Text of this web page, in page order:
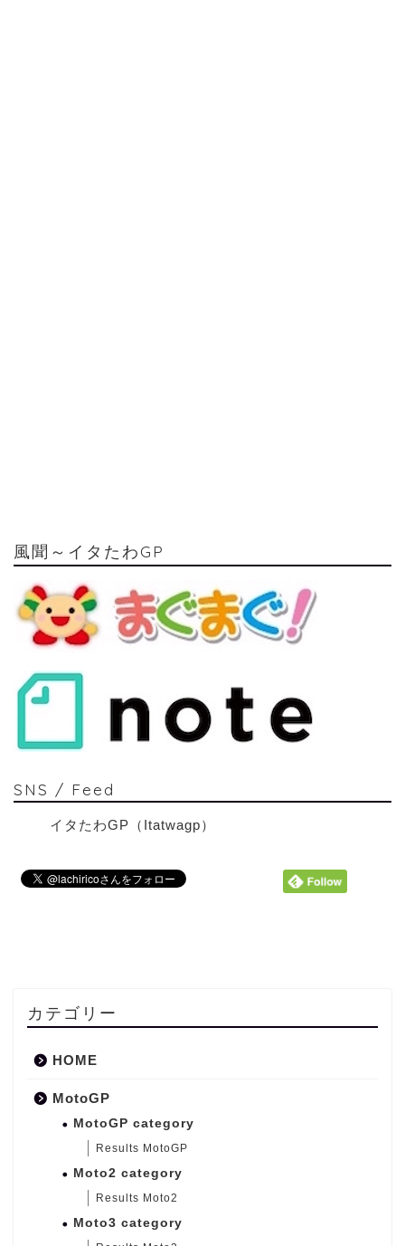
風聞～イタたわGP
SNS / Feed
イタたわGP（Itatwagp）
カテゴリー
HOME
MotoGP
MotoGP category
Results MotoGP
Moto2 category
Results Moto2
Moto3 category